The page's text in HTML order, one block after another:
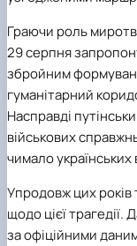
Граючи роль
29 серпня
збройним
гуманітарний
Насправді
військових
чимало українських
Упродовж цих років
щодо цієї трагедії.
за офіційними